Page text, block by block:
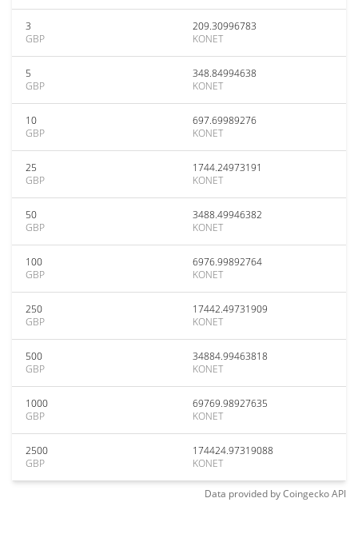
3
GBP
209.30996783
KONET
5
GBP
348.84994638
KONET
10
GBP
697.69989276
KONET
25
GBP
1744.24973191
KONET
50
GBP
3488.49946382
KONET
100
GBP
6976.99892764
KONET
250
GBP
17442.49731909
KONET
500
GBP
34884.99463818
KONET
1000
GBP
69769.98927635
KONET
2500
GBP
174424.97319088
KONET
Data provided byCoingeckoAPI